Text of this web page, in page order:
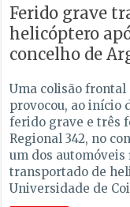
Ferido grave
helicóptero
concelho de
Uma colisão
provocou, ao início
ferido grave e três
Regional 342, no
um dos
transportado de
Universidade de